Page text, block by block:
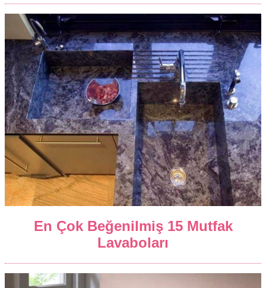
En Çok Beğenilmiş 15 Mutfak
Lavaboları